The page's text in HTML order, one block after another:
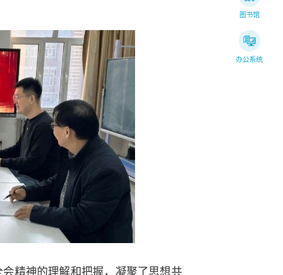
图书馆
办公系统
精神的理解和把握，凝聚了思想共